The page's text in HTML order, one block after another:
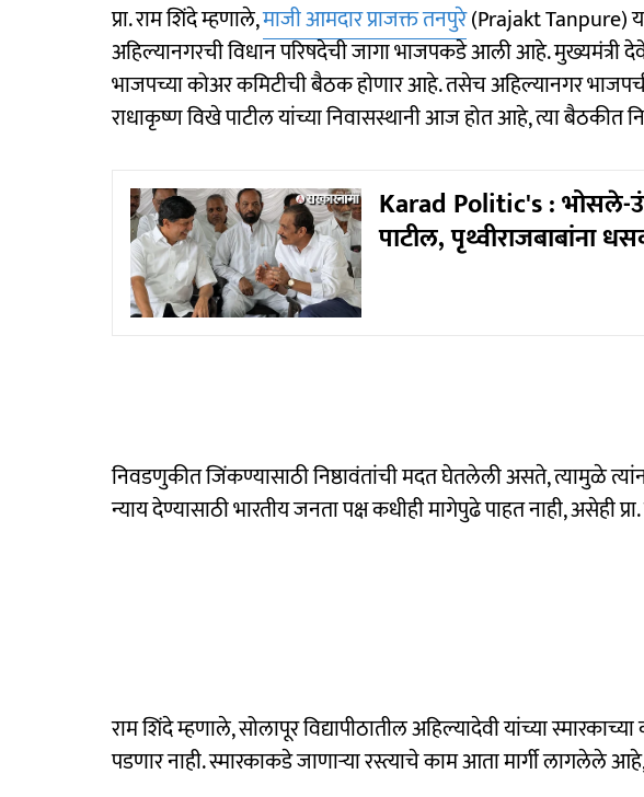
प्रा. राम शिंदे म्हणाले,माजी आमदार प्राजक्त तनपुरे(Prajakt Tanpure)
अहिल्यानगरची विधान परिषदेची जागा भाजपकडे आली आहे. मुख्यमंत्री
भाजपच्या कोअर कमिटीची बैठक होणार आहे. तसेच अहिल्यानगर
राधाकृष्ण विखे पाटील यांच्या निवासस्थानी आज होत आहे, त्या बैठकीत
Karad Politic's : भोसले-
पाटील, पृथ्वीराजबाबांना
निवडणुकीत जिंकण्यासाठी निष्ठावंतांची मदत घेतलेली असते, त्यामुळे
न्याय देण्यासाठी भारतीय जनता पक्ष कधीही मागेपुढे पाहत नाही, असेही
राम शिंदे म्हणाले, सोलापूर विद्यापीठातील अहिल्यादेवी यांच्या
पडणार नाही. स्मारकाकडे जाणाऱ्या रस्त्याचे काम आता मार्गी लागलेले